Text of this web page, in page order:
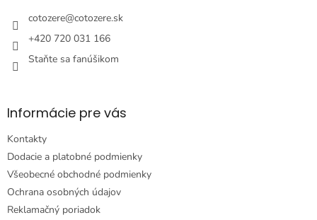
cotozere@cotozere.sk
+420 720 031 166
Staňte sa fanúšikom
Informácie pre vás
Kontakty
Dodacie a platobné podmienky
Všeobecné obchodné podmienky
Ochrana osobných údajov
Reklamačný poriadok